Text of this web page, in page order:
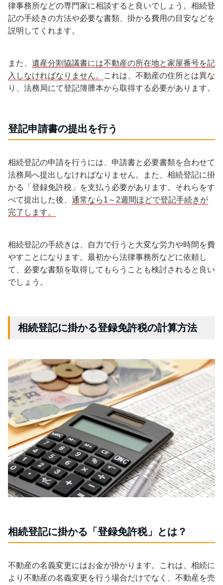
律事務所などの専門家に相談すると良いでしょう。相続登
記の手続きの方法や必要な書類、掛かる費用の目安などを
説明してくれます。
また、 遺産分割協議書には不動産の所在地と家屋番号を記
入しなければなりません。
これは、不動産の住所とは異な
り、法務局にて登記簿謄本から取得する必要があります。
登記申請書の提出を行う
相続登記の申請を行うには、申請書と必要書類を合わせて
法務局へ提出しなければなりません。また、相続登記に掛
かる「登録免許税」を支払う必要があります。それらをす
べて提出した後、 通常なら1～2週間ほどで登記手続きが
完了します。
相続登記の手続きは、自力で行うと大変な労力や時間を費
やすことになります。最初から法律事務所などに依頼し
て、必要な書類を取得してもらうことも検討されると良い
でしょう。
相続登記に掛かる登録免許税の計算方法
相続登記に掛かる「登録免許税」とは？
不動産の名義変更にはお金が掛かります。これは、相続に
より不動産の名義変更を行う場合だけでなく、不動産を売